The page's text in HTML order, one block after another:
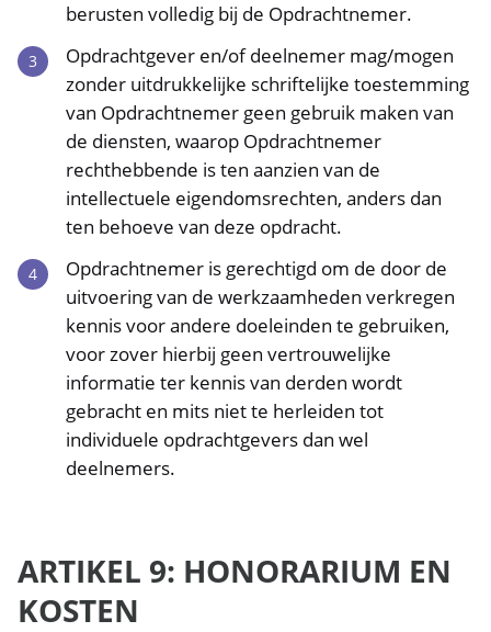
berusten volledig bij de Opdrachtnemer.
Opdrachtgever en/of deelnemer mag/mogen
zonder uitdrukkelijke schriftelijke toestemming
van Opdrachtnemer geen gebruik maken van
de diensten, waarop Opdrachtnemer
rechthebbende is ten aanzien van de
intellectuele eigendomsrechten, anders dan
ten behoeve van deze opdracht.
Opdrachtnemer is gerechtigd om de door de
uitvoering van de werkzaamheden verkregen
kennis voor andere doeleinden te gebruiken,
voor zover hierbij geen vertrouwelijke
informatie ter kennis van derden wordt
gebracht en mits niet te herleiden tot
individuele opdrachtgevers dan wel
deelnemers.
ARTIKEL 9: HONORARIUM EN
KOSTEN